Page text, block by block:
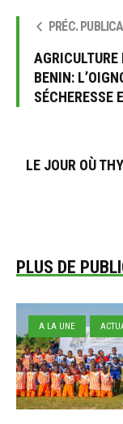
PRÉC.
BENIN:
SÉCHERESSE
LE JOUR OÙ
PLUS DE
A LA UNE